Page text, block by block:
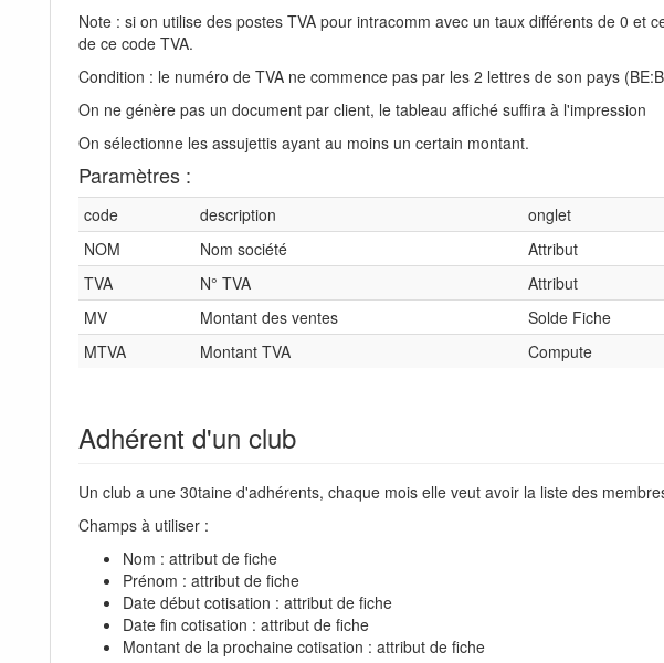
Note : si on utilise des postes TVA pour intracomm avec un taux différents de 0
de ce code TVA.
Condition : le numéro de TVA ne commence pas par les 2 lettres de son pays
On ne génère pas un document par client, le tableau affiché suffira à l'impression
On sélectionne les assujettis ayant au moins un certain montant.
Paramètres :
code description onglet
NOM
Nom société Attribut
TVA
N° TVA Attribut
MV
Montant des ventes Solde Fiche
MTVA
Montant TVA Compute
Adhérent d'un club
Un club a une 30taine d'adhérents, chaque mois elle veut avoir la liste des
Champs à utiliser :
Nom : attribut de fiche
Prénom : attribut de fiche
Date début cotisation : attribut de fiche
Date fin cotisation : attribut de fiche
Montant de la prochaine cotisation : attribut de fiche